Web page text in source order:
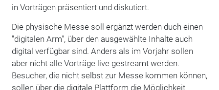
in Vorträgen präsentiert und diskutiert.
Die physische Messe soll ergänzt werden duch einen
"digitalen Arm", über den ausgewählte Inhalte auch
digital verfügbar sind. Anders als im Vorjahr sollen
aber nicht alle Vorträge live gestreamt werden.
Besucher, die nicht selbst zur Messe kommen können,
sollen über die digitale Plattform die Möglichkeit